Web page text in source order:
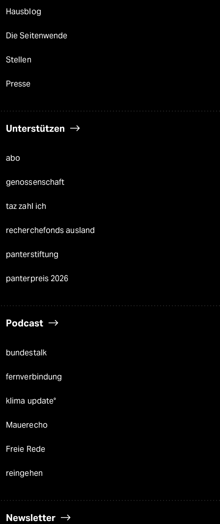
Hausblog
Die Seitenwende
Stellen
Presse
Unterstützen
abo
genossenschaft
taz zahl ich
recherchefonds ausland
panterstiftung
panterpreis 2026
Podcast
bundestalk
fernverbindung
klima update°
Mauerecho
Freie Rede
reingehen
Newsletter